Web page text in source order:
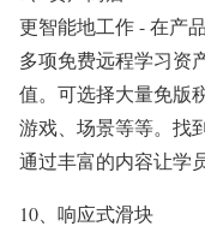
更智能地工作 - 在产
多项免费远程学习资
值。可选择大量免版
游戏、场景等等。找
通过丰富的内容让学
10、响应式滑块